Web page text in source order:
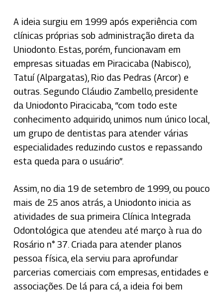
A ideia surgiu em 1999 após experiência com
clínicas próprias sob administração direta da
Uniodonto. Estas, porém, funcionavam em
empresas situadas em Piracicaba (Nabisco),
Tatuí (Alpargatas), Rio das Pedras (Arcor) e
outras. Segundo Cláudio Zambello, presidente
da Uniodonto Piracicaba, “com todo este
conhecimento adquirido, unimos num único local,
um grupo de dentistas para atender várias
especialidades reduzindo custos e repassando
esta queda para o usuário”.
Assim, no dia 19 de setembro de 1999, ou pouco
mais de 25 anos atrás, a Uniodonto inicia as
atividades de sua primeira Clínica Integrada
Odontológica que atendeu até março à rua do
Rosário n° 37. Criada para atender planos
pessoa física, ela serviu para aprofundar
parcerias comerciais com empresas, entidades e
associações. De lá para cá, a ideia foi bem